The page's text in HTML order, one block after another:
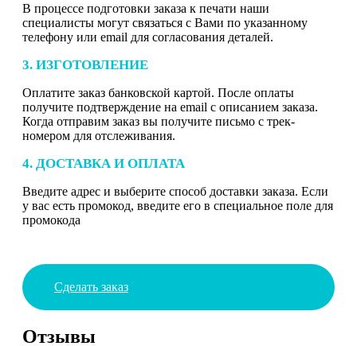
В процессе подготовки заказа к печати наши
специалисты могут связаться с Вами по указанному
телефону или email для согласования деталей.
3. ИЗГОТОВЛЕНИЕ
Оплатите заказ банковской картой. После оплаты
получите подтверждение на email с описанием заказа.
Когда отправим заказ вы получите письмо с трек-
номером для отслеживания.
4. ДОСТАВКА И ОПЛАТА
Введите адрес и выберите способ доставки заказа. Если
у вас есть промокод, введите его в специальное поле для
промокода
Сделать заказ
Отзывы